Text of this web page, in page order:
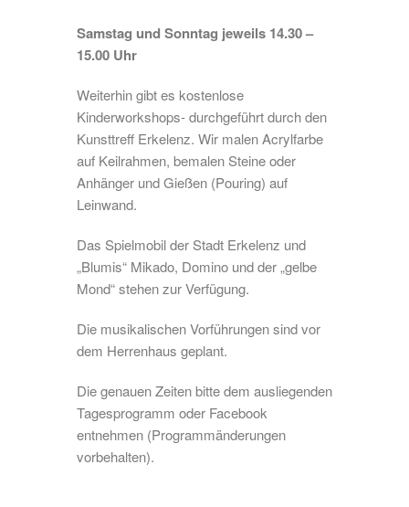
Samstag und Sonntag jeweils 14.30 –
15.00 Uhr
Weiterhin gibt es kostenlose
Kinderworkshops- durchgeführt durch den
Kunsttreff Erkelenz. Wir malen Acrylfarbe
auf Keilrahmen, bemalen Steine oder
Anhänger und Gießen (Pouring) auf
Leinwand.
Das Spielmobil der Stadt Erkelenz und
„Blumis“ Mikado, Domino und der „gelbe
Mond“ stehen zur Verfügung.
Die musikalischen Vorführungen sind vor
dem Herrenhaus geplant.
Die genauen Zeiten bitte dem ausliegenden
Tagesprogramm oder Facebook
entnehmen (Programmänderungen
vorbehalten).